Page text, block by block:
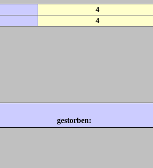
4
4
gestorben: